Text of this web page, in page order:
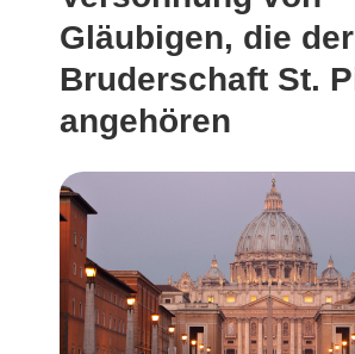
Gläubigen, die der
Bruderschaft St.
angehören